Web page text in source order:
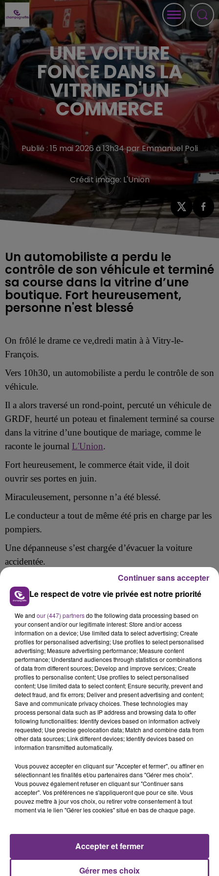
UNE VOITURE
FONCE DANS LA
VITRINE D'UN
COMMERCE
Publié : 15 mai 2026 à 13h34 par Emmanuel Poli
Crédit image: L'Union
Un automobiliste a perdu le
contrôle de son véhicule et terminé
sa course dans la vitrine d’une
boutique. Fort heureusement,
personne n'est blessé
On frôlé le drame ce ve,dredi matin à à Vitry-le-
François.
Vers 10h30, un automobiliste a perdu le contrôle de son
véhicule.
Il a alors traversé un rond-point, percuté un véhicule de
GRDF, heurté un poteau et finalement terminé sa course
dans la vitrine d’une boutique de mariage, comme le
raconte le journal L'Union.
Fort heureusement, le commerce était vide, il doit
ouvrir ses portes en juin.
Miraculeusement, personne n’a été blessé.
Le conducteur a tout de même été pris en charge par les
pompiers.
Une dépanneuse s’est chargée d’évacuer la voiture
accidentée.
FIL D'ACTU
10h16
LE MAGASIN JOUÉCLUB DE REIMS FERME
SES PORTES
C'était l'une des institutions du centre-ville
rémois. Le magasin JouéClub est contraint de
fermer ses portes.
UNE JEUNE AUTOMOBILISTE GRIÈVEMENT
Une automobiliste s'est retrouvée piégée dans
son véhicule après une collision avec un poids
Le respect de votre vie privée est notre priorité
We and our (447) partnersdo the following data processing based on
your consent and/or our legitimate interest: Store and/or access
information on a device; Use limited data to select advertising; Create
profiles for personalised advertising; Use profiles to select personalised
advertising; Measure advertising performance; Measure content
performance; Understand audiences through statistics or combinations
of data from different sources; Develop and improve services; Create
profiles to personalise content; Use profiles to select personalised
content; Use limited data to select content; Ensure security, prevent and
detect fraud, and fix errors; Deliver and present advertising and content;
Save and communicate privacy choices. These technologies may
process personal data such as IP address and browsing data to offer
following functionalities: Identify devices based on information actively
requested; Use precise geolocation data; Match and combine data from
other data sources; Link different devices; Identify devices based on
information transmitted automatically.
Vous pouvez accepter en cliquant sur "Accepter et fermer", ou affiner en
sélectionnant les finalités et/ou partenaires dans "Gérer mes choix".
Vous pouvez également refuser en cliquant sur "Continuer sans
accepter". Vos préférences ne s'appliqueront que pour ce site. Vous
pouvez mettre à jour vos choix, ou retirer votre consentement à tout
moment via le lien "Gérer les cookies" situé en bas de chaque page.
Gérer mes choix
Accepter et fermer
Continuer sans accepter